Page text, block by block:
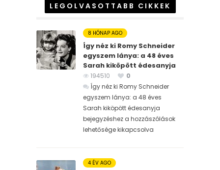
LEGOLVASOTTABB CIKKEK
8 HÓNAP AGO
Így néz ki Romy Schneider
egyszem lánya: a 48 éves
Sarah kiköpött édesanyja
194510
0
Így néz ki Romy Schneider
egyszem lánya: a 48 éves
Sarah kiköpött édesanyja
bejegyzéshez a hozzászólások
lehetősége kikapcsolva
4 ÉV AGO